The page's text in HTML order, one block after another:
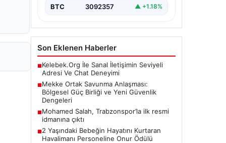
BTC 3092357 ▲ +1.18%
Son Eklenen Haberler
■Kelebek.Org İle Sanal İletişimin Seviyeli
Adresi Ve Chat Deneyimi
■Mekke Ortak Savunma Anlaşması:
Bölgesel Güç Birliği ve Yeni Güvenlik
Dengeleri
■Mohamed Salah, Trabzonspor’la ilk resmi
idmanına çıktı
■2 Yaşındaki Bebeğin Hayatını Kurtaran
Havalimanı Personeline Onur Ödülü